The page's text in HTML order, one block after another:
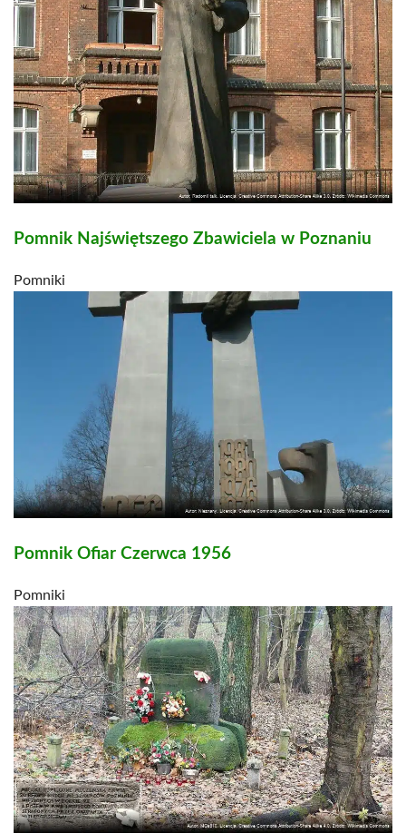
Pomnik Najświętszego Zbawiciela w Poznaniu
Pomniki
Pomnik Ofiar Czerwca 1956
Pomniki